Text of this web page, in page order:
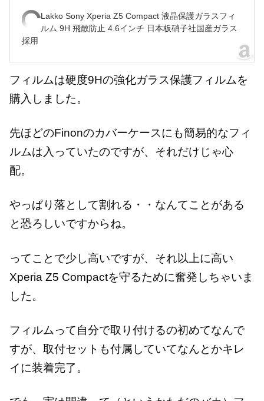
Lakko Sony Xperia Z5 Compact 液晶保護ガラスフィ
ルム 9H 飛散防止 4.6インチ 日本板硝子社国産ガラス
採用
フィルムは硬度9Hの強化ガラス保護フィルムを
購入しました。
先ほどのFinonのカバーケースにも簡易的なフィ
ルムは入っていたのですが、それだけじゃ心
配。
やっぱり落として割れる・・なんてことがある
と恐ろしいですからね。
ってことで少し高いですが、それ以上に高い
Xperia Z5 Compactを守るために奮発しちゃいま
した。
フィルムって自分で取り付けるの初めてなんで
すが、取付セットも付属していてなんとかキレ
イに装着完了。